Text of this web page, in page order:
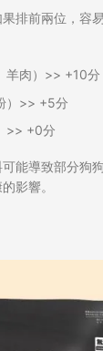
排前兩位，容
羊肉）>> +10分
）>> +5分
>> +0分
能導致部分狗
影響。